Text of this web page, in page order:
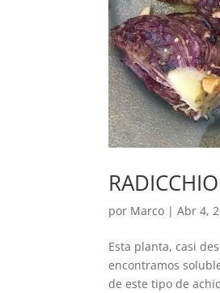
por Marco |Abr 4,
Esta planta, casi
encontramos
de este tipo de